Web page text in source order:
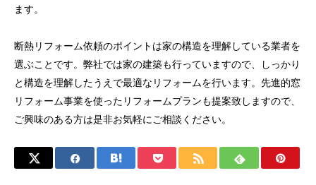
ます。
断熱リフォーム依頼のポイントは家の構造を理解している業者を
選ぶことです。弊社では家の建築も行っていますので、しっかり
と構造を理解したうえで最適なリフォームを行います。先進的窓
リフォーム事業を使ったリフォームプランも提案致しますので、
ご興味のある方は是非お気軽にご相談ください。